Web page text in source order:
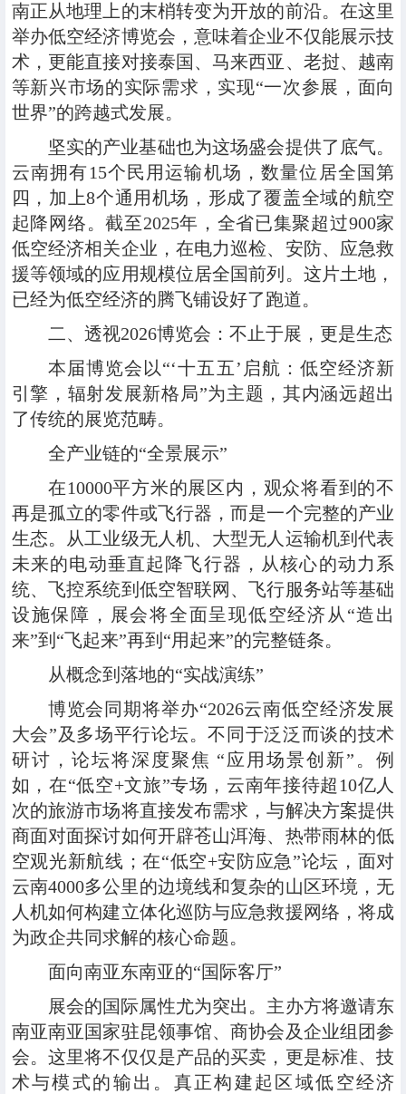
南正从地理上的末梢转变为开放的前沿。在这里
举办低空经济博览会，意味着企业不仅能展示技
术，更能直接对接泰国、马来西亚、老挝、越南
等新兴市场的实际需求，实现“一次参展，面向
世界”的跨越式发展。
坚实的产业基础也为这场盛会提供了底气。
云南拥有15个民用运输机场，数量位居全国第
四，加上8个通用机场，形成了覆盖全域的航空
起降网络。截至2025年，全省已集聚超过900家
低空经济相关企业，在电力巡检、安防、应急救
援等领域的应用规模位居全国前列。这片土地，
已经为低空经济的腾飞铺设好了跑道。
二、透视2026博览会：不止于展，更是生态
本届博览会以“‘十五五’启航：低空经济新
引擎，辐射发展新格局”为主题，其内涵远超出
了传统的展览范畴。
全产业链的“全景展示”
在10000平方米的展区内，观众将看到的不
再是孤立的零件或飞行器，而是一个完整的产业
生态。从工业级无人机、大型无人运输机到代表
未来的电动垂直起降飞行器，从核心的动力系
统、飞控系统到低空智联网、飞行服务站等基础
设施保障，展会将全面呈现低空经济从“造出
来”到“飞起来”再到“用起来”的完整链条。
从概念到落地的“实战演练”
博览会同期将举办“2026云南低空经济发展
大会”及多场平行论坛。不同于泛泛而谈的技术
研讨，论坛将深度聚焦 “应用场景创新”。例
如，在“低空+文旅”专场，云南年接待超10亿人
次的旅游市场将直接发布需求，与解决方案提供
商面对面探讨如何开辟苍山洱海、热带雨林的低
空观光新航线；在“低空+安防应急”论坛，面对
云南4000多公里的边境线和复杂的山区环境，无
人机如何构建立体化巡防与应急救援网络，将成
为政企共同求解的核心命题。
面向南亚东南亚的“国际客厅”
展会的国际属性尤为突出。主办方将邀请东
南亚南亚国家驻昆领事馆、商协会及企业组团参
会。这里将不仅仅是产品的买卖，更是标准、技
术与模式的输出。真正构建起区域低空经济